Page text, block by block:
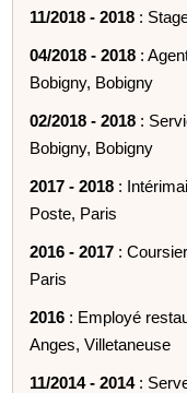
11/2018 - 2018 :
04/2018 - 2018 :
Bobigny, Bobigny
02/2018 - 2018 :
Bobigny, Bobigny
2017 - 2018 :
Poste, Paris
2016 - 2017 :
Paris
2016 : Employé
Anges, Villetaneuse
11/2014 - 2014: